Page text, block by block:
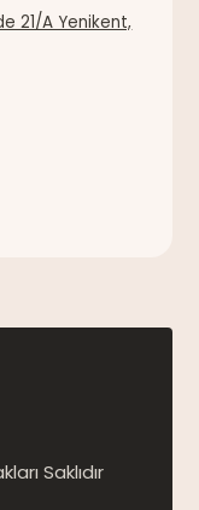
21/A Yenikent,
Saklıdır